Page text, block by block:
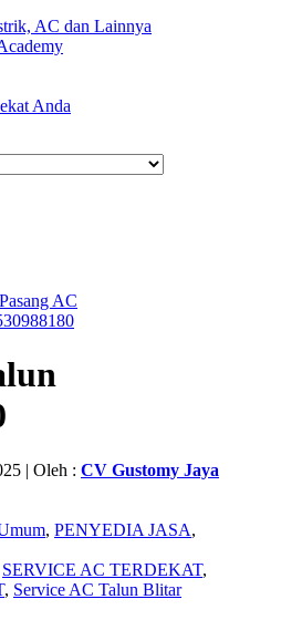
AC dan Lainnya
Anda
Pasang AC
| Oleh : CV Gustomy Jaya
, PENYEDIA JASA,
SERVICE AC TERDEKAT,
, Service AC Talun Blitar